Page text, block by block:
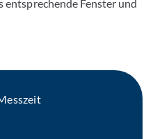
entsprechende Fenster und